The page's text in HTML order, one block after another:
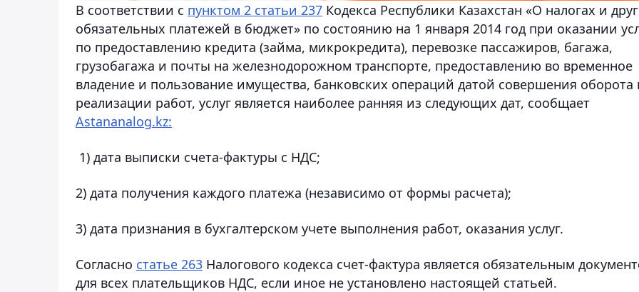
В соответствии с пунктом 2 статьи 237 Кодекса Республики Казахстан «О налогах и
обязательных платежей в бюджет» по состоянию на 1 января 2014 год при оказании
по предоставлению кредита (займа, микрокредита), перевозке пассажиров, багажа,
грузобагажа и почты на железнодорожном транспорте, предоставлению во временное
владение и пользование имущества, банковских операций датой совершения оборота
реализации работ, услуг является наиболее ранняя из следующих дат, сообщает
Аstananalog.kz:
1) дата выписки счета-фактуры с НДС;
2) дата получения каждого платежа (независимо от формы расчета);
3) дата признания в бухгалтерском учете выполнения работ, оказания услуг.
Согласно статье 263 Налогового кодекса счет-фактура является обязательным
для всех плательщиков НДС, если иное не установлено настоящей статьей.